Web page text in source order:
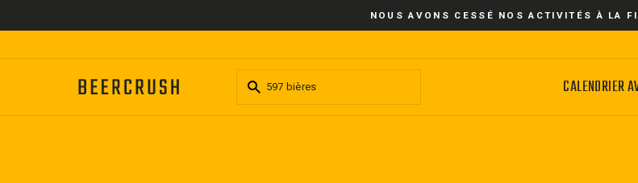
au
NOUS AVONS CESSÉ NOS ACTIVITÉS À LA
CALENDRIER